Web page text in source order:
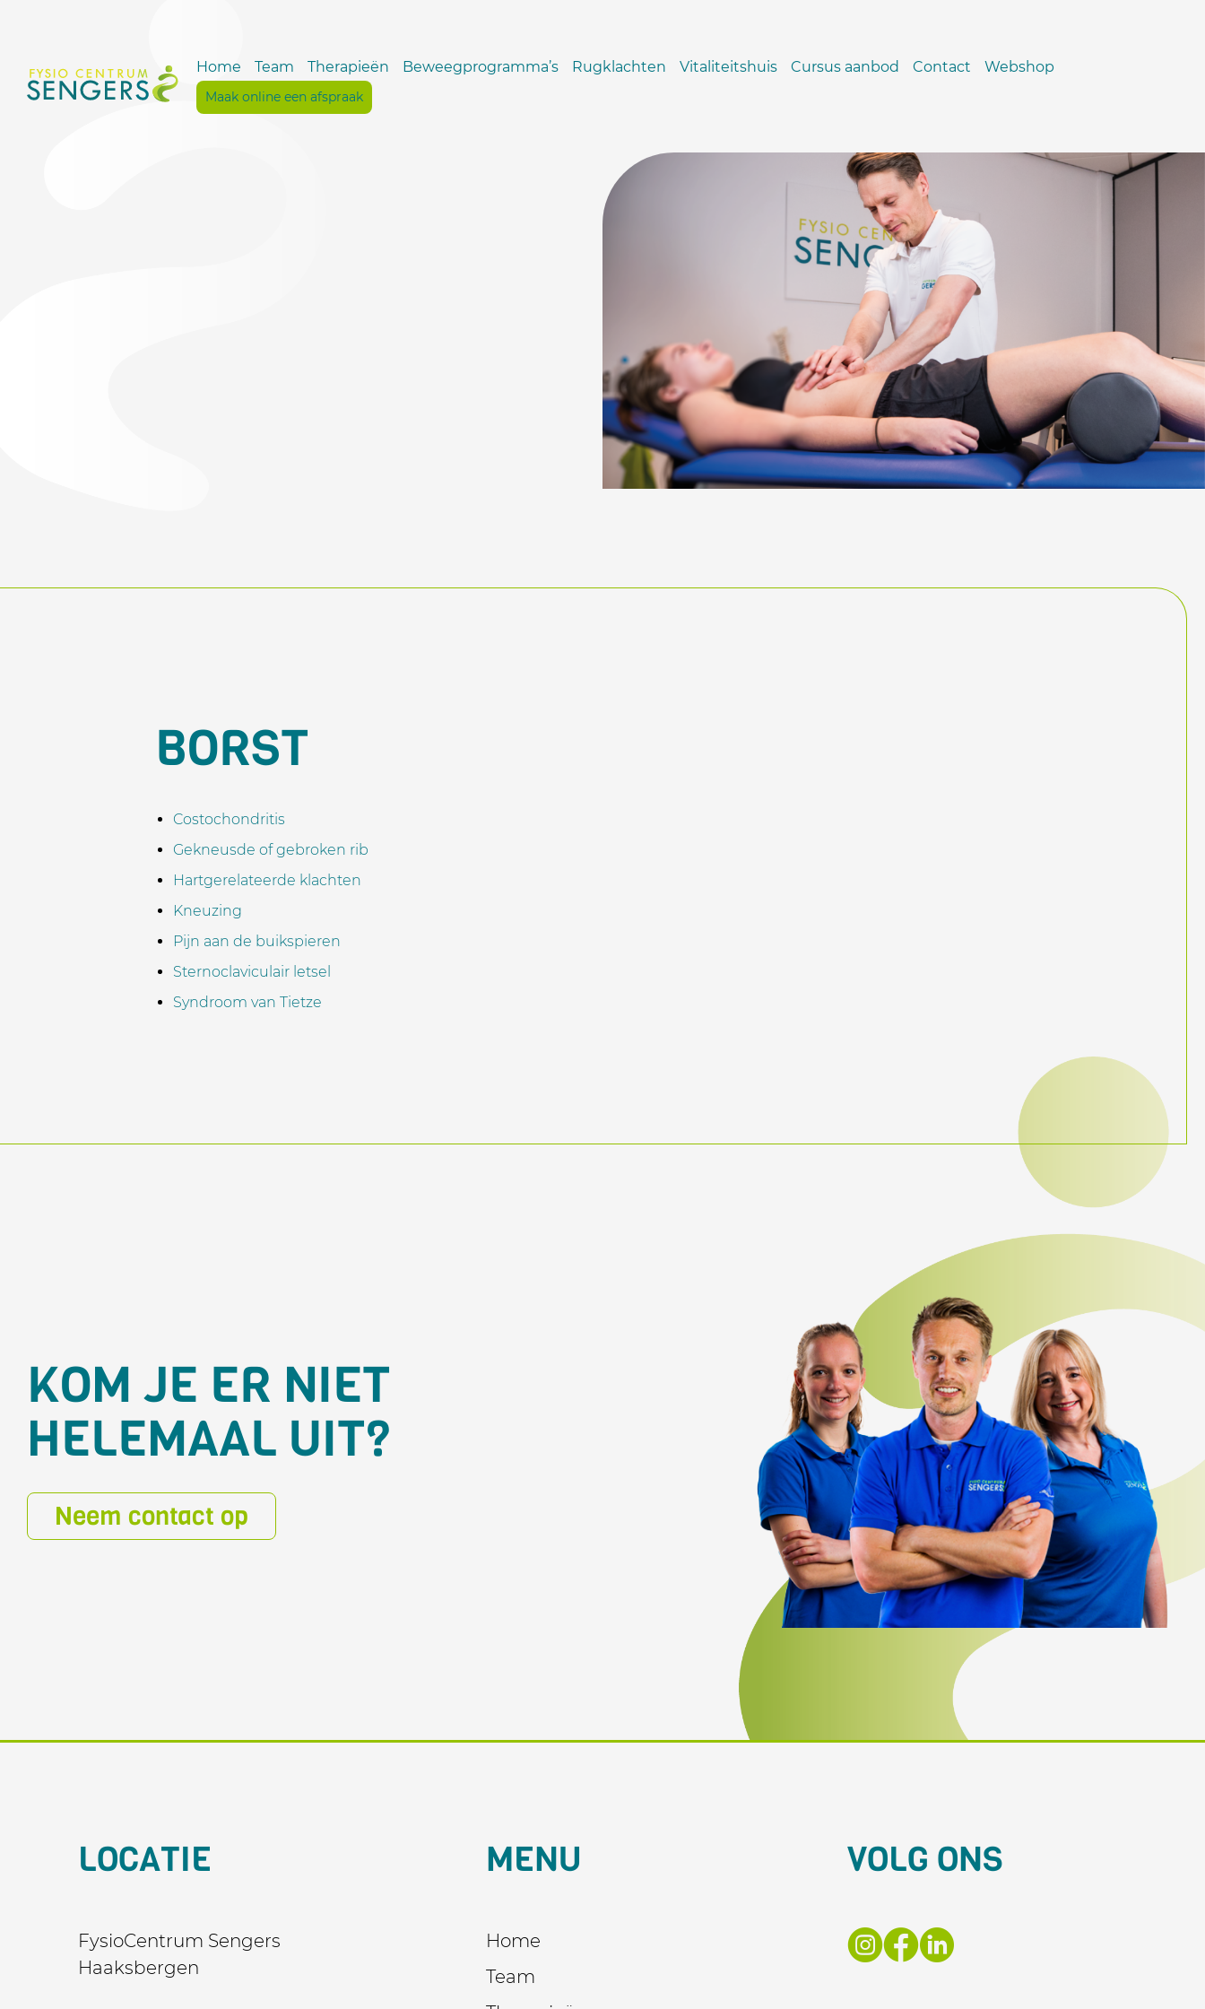
Home Team Therapieën Beweegprogramma’s Rugklachten Vitaliteitshuis Cursus aanbod Contact Webshop
Maak online een afspraak
BORST
Costochondritis
Gekneusde of gebroken rib
Hartgerelateerde klachten
Kneuzing
Pijn aan de buikspieren
Sternoclaviculair letsel
Syndroom van Tietze
KOM JE ER NIET
HELEMAAL UIT?
Neem contact op
LOCATIE
FysioCentrum Sengers
Haaksbergen
MENU
Home
Team
VOLG ONS